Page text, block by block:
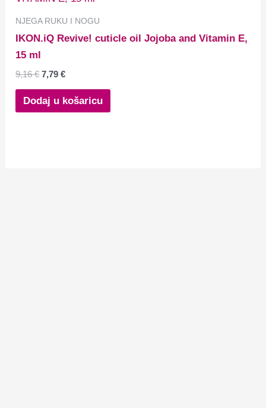
NJEGA RUKU I NOGU
IKON.iQ Revive! cuticle oil Jojoba and Vitamin E,
15 ml
9,16€ 7,79€
Dodaj u košaricu